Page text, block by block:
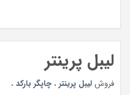
لیبل پرینتر
فروشلیبل پرینتر ، چاپگر بارکد ،